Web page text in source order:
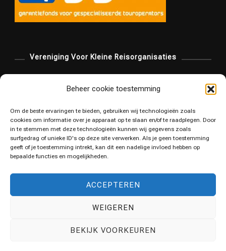
Beheer cookie toestemming
Om de beste ervaringen te bieden, gebruiken wij technologieën zoals
cookies om informatie over je apparaat op te slaan en/of te raadplegen. Door
in te stemmen met deze technologieën kunnen wij gegevens zoals
surfgedrag of unieke ID's op deze site verwerken. Als je geen toestemming
geeft of je toestemming intrekt, kan dit een nadelige invloed hebben op
bepaalde functies en mogelijkheden.
ACCEPTEREN
WEIGEREN
BEKIJK VOORKEUREN
Vereniging Voor Kleine Reisorganisaties
voorbehouden.Travel Vista | Developed By